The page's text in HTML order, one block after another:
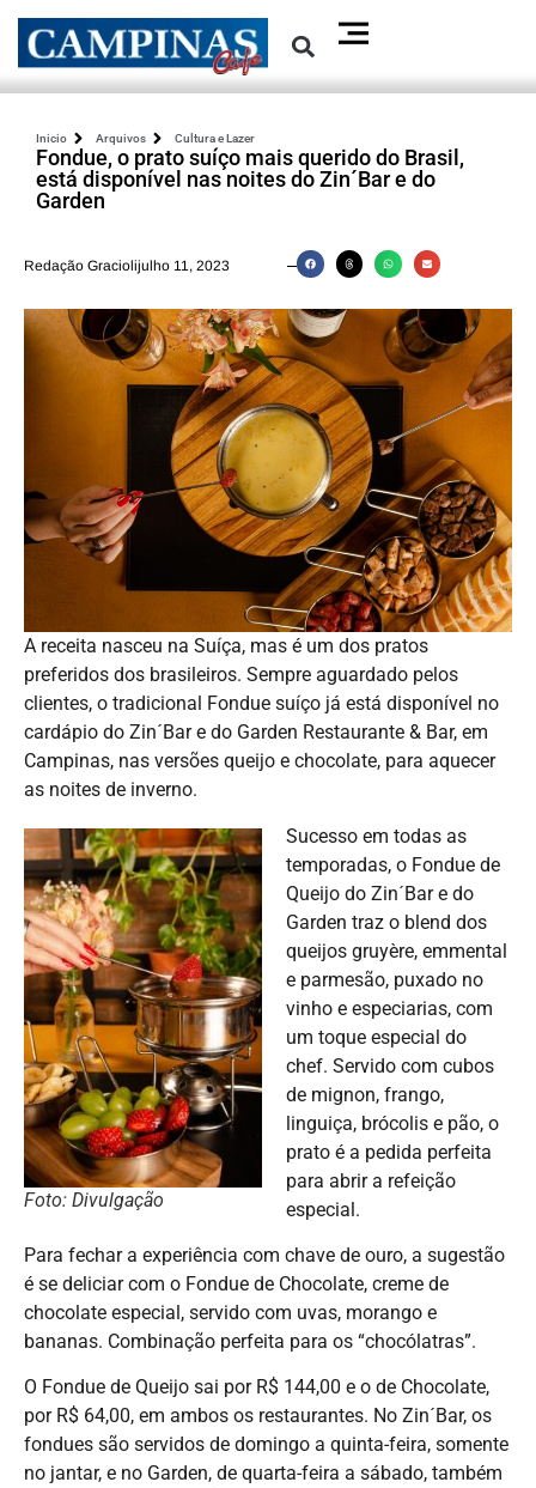
Inicio Arquivos Cultura e Lazer
Fondue, o prato suíço mais querido do Brasil,
está disponível nas noites do Zin´Bar e do
Garden
Redação Graciolijulho 11, 2023
A receita nasceu na Suíça, mas é um dos pratos
preferidos dos brasileiros. Sempre aguardado pelos
clientes, o tradicional Fondue suíço já está disponível no
cardápio do Zin´Bar e do Garden Restaurante & Bar, em
Campinas, nas versões queijo e chocolate, para aquecer
as noites de inverno.
Foto: Divulgação
Sucesso em todas as
temporadas, o Fondue de
Queijo do Zin´Bar e do
Garden traz o blend dos
queijos gruyère, emmental
e parmesão, puxado no
vinho e especiarias, com
um toque especial do
chef. Servido com cubos
de mignon, frango,
linguiça, brócolis e pão, o
prato é a pedida perfeita
para abrir a refeição
especial.
Para fechar a experiência com chave de ouro, a sugestão
é se deliciar com o Fondue de Chocolate, creme de
chocolate especial, servido com uvas, morango e
bananas. Combinação perfeita para os “chocólatras”.
O Fondue de Queijo sai por R$ 144,00 e o de Chocolate,
por R$ 64,00, em ambos os restaurantes. No Zin´Bar, os
fondues são servidos de domingo a quinta-feira, somente
no jantar, e no Garden, de quarta-feira a sábado, também